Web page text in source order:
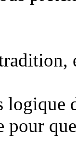
logique
pour